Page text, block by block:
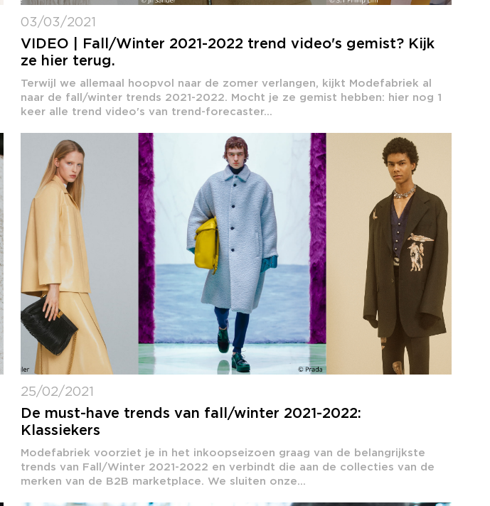
03/03/2021
VIDEO | Fall/Winter 2021-2022 trend video's gemist? Kijk
ze hier terug.
Terwijl we allemaal hoopvol naar de zomer verlangen, kijkt Modefabriek al
naar de fall/winter trends 2021-2022. Mocht je ze gemist hebben: hier nog 1
keer alle trend video's van trend-forecaster...
25/02/2021
De must-have trends van fall/winter 2021-2022:
Klassiekers
Modefabriek voorziet je in het inkoopseizoen graag van de belangrijkste
trends van Fall/Winter 2021-2022 en verbindt die aan de collecties van de
merken van de B2B marketplace. We sluiten onze...